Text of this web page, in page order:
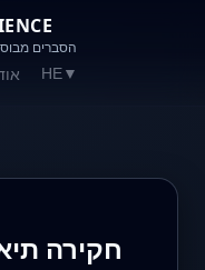
הסברים
HE▼
חקירה